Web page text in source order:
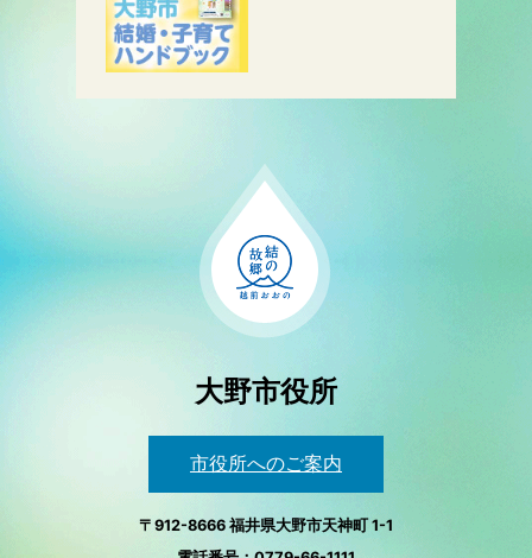
大野市役所
市役所へのご案内
〒912-8666 福井県大野市天神町 1-1